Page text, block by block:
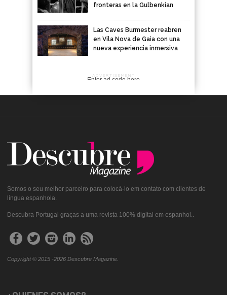
fronteras en la Gulbenkian
Las Caves Burmester reabren
en Vila Nova de Gaia con una
nueva experiencia inmersiva
ADVERTISEMENT
Enter ad code here
Somos o seu melhor parceiro para colocá-lo em contato com clientes de
língua espanhola.
Descubra Portugal graças a uma revista 100% digital em espanhol..
Copyright © 2015 -2026 Descubre Magazine.